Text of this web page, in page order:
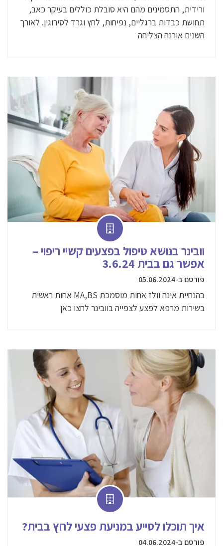
ורידית, התסמינים מהם היא סובלת כוללים בעיקר כאב,
תחושת כבדות ברגליים, נפיחות, לחץ וגרד לסירוגין. לאורך
השנים אורנה הצליחה
וובינר בנושא טיפול בפצעים קשיי ריפוי –
אפשר גם בבית 3.6.24
פורסם ב-05.06.2024
בהנחיית אינה וולז אחות מוסמכת MA,BS אחות ראשית
בשירות מרפא לפצע לצפייה בוובינר לחצו כאן
איך תוכלו לסייע במניעת פצעי לחץ בבית?
פורסם ב-04.06.2024